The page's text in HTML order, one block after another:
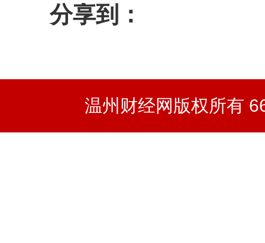
分享到：
温州财经网版权所有